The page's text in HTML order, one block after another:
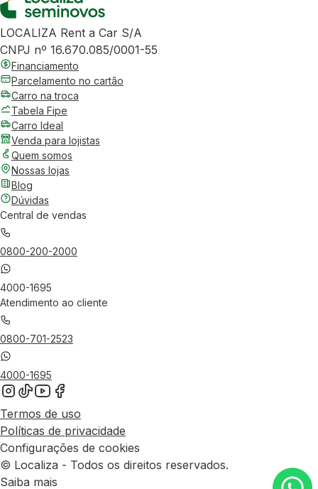
LOCALIZA Rent a Car S/A
CNPJ nº 16.670.085/0001-55
Financiamento
Parcelamento no cartão
Carro na troca
Tabela Fipe
Carro Ideal
Venda para lojistas
Quem somos
Nossas lojas
Blog
Dúvidas
Central de vendas
0800-200-2000
4000-1695
Atendimento ao cliente
0800-701-2523
4000-1695
Termos de uso
Políticas de privacidade
Configurações de cookies
© Localiza - Todos os direitos reservados.
Saiba mais